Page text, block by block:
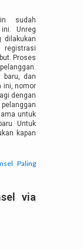
sudah
Unreg
dilakukan
registrasi
Proses
baru, dan
ini, nomor
dengan
untuk
Untuk
kapan
Paling
via